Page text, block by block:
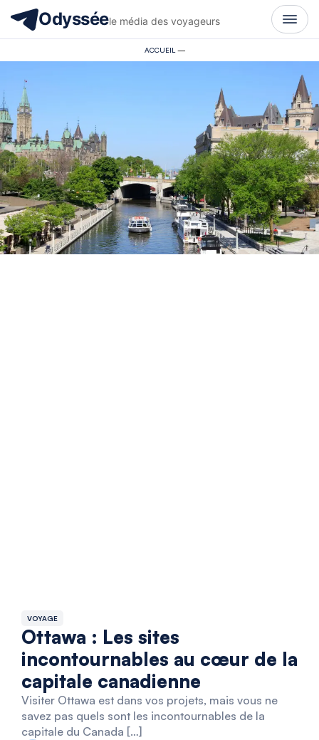
Odysséele média des voyageurs
ACCUEIL —
VOYAGE
Ottawa : Les sites
incontournables au cœur de la
capitale canadienne
Visiter Ottawa est dans vos projets, mais vous ne
savez pas quels sont les incontournables de la
capitale du Canada […]